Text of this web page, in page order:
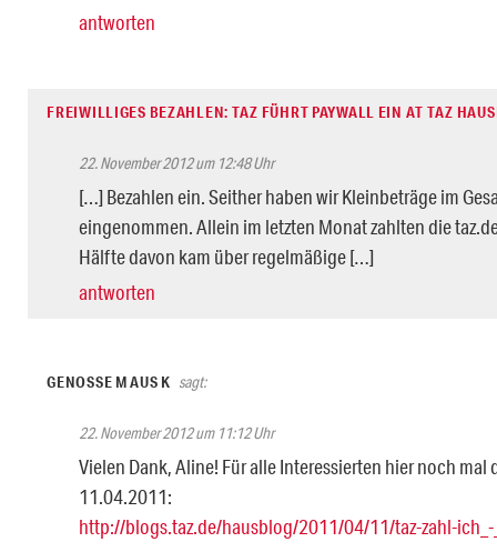
antworten
FREIWILLIGES BEZAHLEN: TAZ FÜHRT PAYWALL EIN AT TAZ
22. November 2012 um 12:48 Uhr
[…] Bezahlen ein. Seither haben wir Kleinbeträge im
eingenommen. Allein im letzten Monat zahlten die
Hälfte davon kam über regelmäßige […]
antworten
GENOSSE M AUS K sagt:
22. November 2012 um 11:12 Uhr
Vielen Dank, Aline! Für alle Interessierten hier noch mal
11.04.2011:
http://blogs.taz.de/hausblog/2011/04/11/taz-zahl-